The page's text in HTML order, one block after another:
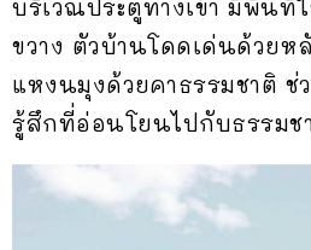
บริเวณประตูทางเข้า มีพื้นที่
ขวาง ตัวบ้านโดดเด่นด้วยห
แหงนมุงด้วยคาธรรมชาติ ช่
รู้สึกที่อ่อนโยนไปกับธรรมช